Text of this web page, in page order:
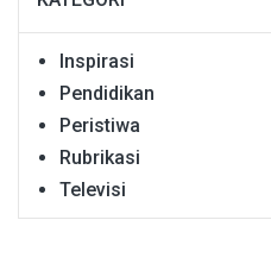
Inspirasi
Pendidikan
Peristiwa
Rubrikasi
Televisi